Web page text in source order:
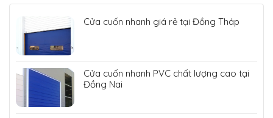
Cửa cuốn nhanh giá rẻ tại Đồng Tháp
Cửa cuốn nhanh PVC chất lượng cao tại
Đồng Nai